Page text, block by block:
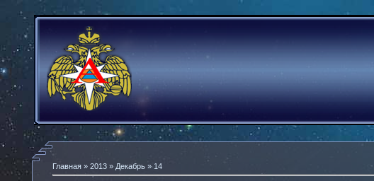
Главная » 2013 » Декабрь » 14